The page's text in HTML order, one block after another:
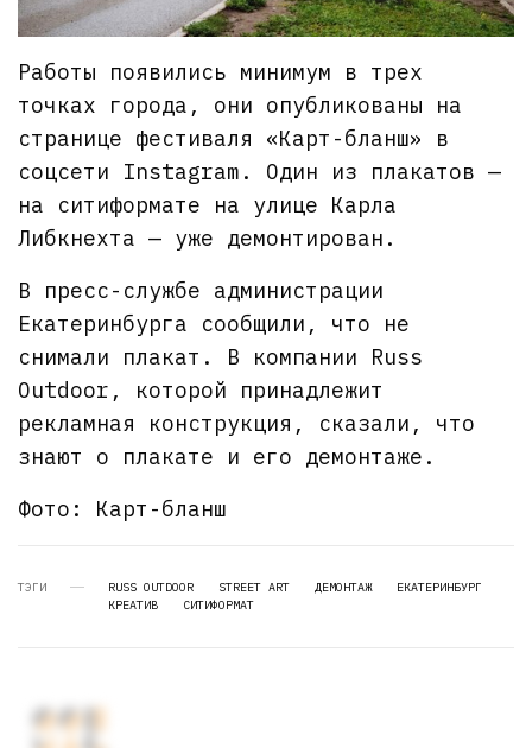
Работы появились минимум в трех
точках города, они опубликованы на
странице фестиваля «Карт-бланш» в
соцсети Instagram. Один из плакатов —
на ситиформате на улице Карла
Либкнехта — уже демонтирован.
В пресс-службе администрации
Екатеринбурга сообщили, что не
снимали плакат. В компании Russ
Outdoor, которой принадлежит
рекламная конструкция, сказали, что
знают о плакате и его демонтаже.
Фото: Карт-бланш
ТЭГИ RUSS OUTDOOR STREET ART ДЕМОНТАЖ
ЕКАТЕРИНБУРГ
КРЕАТИВ
СИТИФОРМАТ